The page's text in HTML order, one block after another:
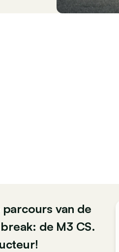
van de
de M3 CS.